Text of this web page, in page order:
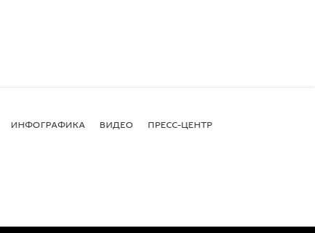
ИНФОГРАФИКА ВИДЕО ПРЕСС-ЦЕНТР